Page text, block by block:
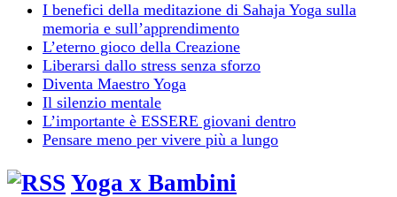
I benefici della meditazione di Sahaja Yoga sulla
memoria e sull’apprendimento
L’eterno gioco della Creazione
Liberarsi dallo stress senza sforzo
Diventa Maestro Yoga
Il silenzio mentale
L’importante è ESSERE giovani dentro
Pensare meno per vivere più a lungo
Yoga x Bambini